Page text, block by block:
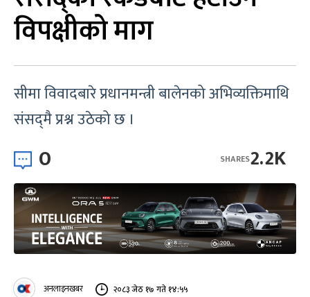
विपक्षीको माग
सीमा विवादबारे प्रधानमन्त्री बालेनको अभिव्यक्तिमाथि
संसद्‌मै प्रश्न उठेको छ ।
0 2.2K
SHARES
अनलाइनखबर २०८३ जेठ १७ गते १४:५५